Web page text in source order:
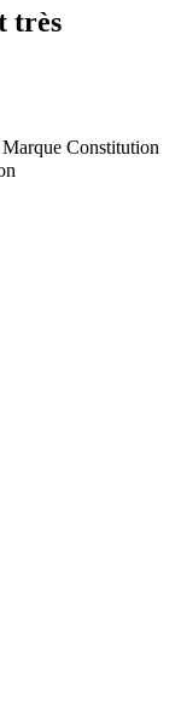
très
Marque Constitution